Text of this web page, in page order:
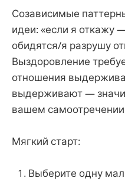
Созависимые
идеи: «если я откажу
обидятся/я разрушу
Выздоровление
отношения
выдерживают —
вашем
Мягкий старт:
Выберите одну